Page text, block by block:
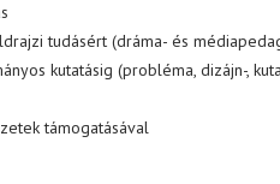
tudásért (dráma- és
kutatásig (probléma, dizájn-,
támogatásával